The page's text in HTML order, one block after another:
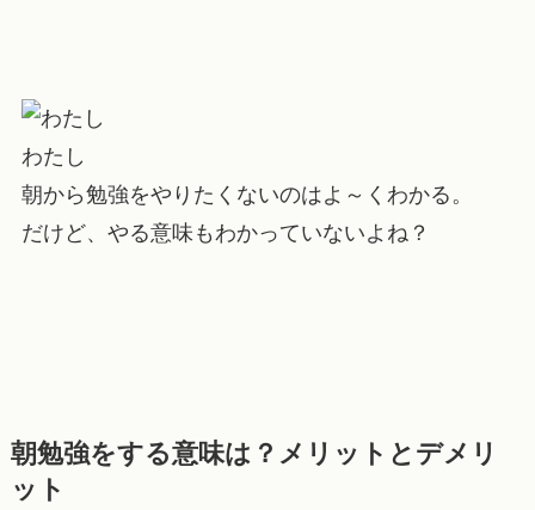
わたし
朝から勉強をやりたくないのはよ～くわかる。
だけど、やる意味もわかっていないよね？
朝勉強をする意味は？メリットとデメリ
ット